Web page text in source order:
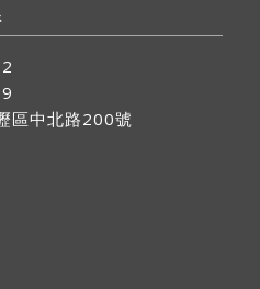
區中北路200號